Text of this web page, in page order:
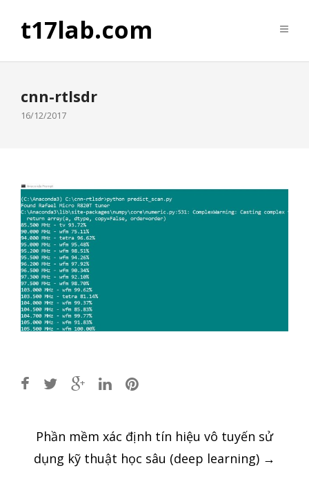
t17lab.com
cnn-rtlsdr
16/12/2017
Post
navigation
Phần mềm xác định tín hiệu vô tuyến sử
dụng kỹ thuật học sâu (deep learning) →